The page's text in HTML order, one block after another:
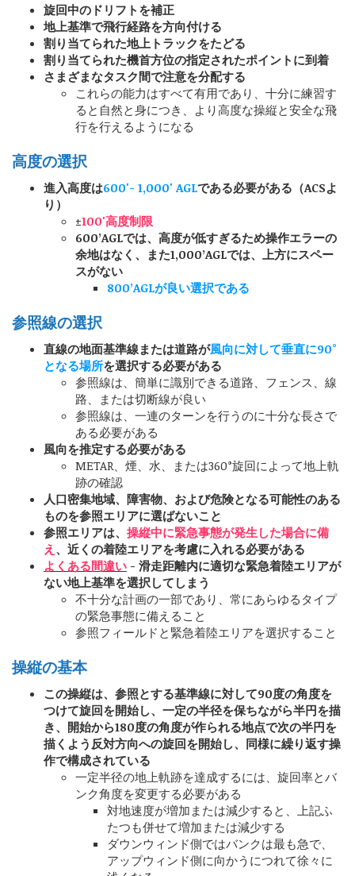
旋回中のドリフトを補正
地上基準で飛行経路を方向付ける
割り当てられた地上トラックをたどる
割り当てられた機首方位の指定されたポイントに到着
さまざまなタスク間で注意を分配する
これらの能力はすべて有用であり、十分に練習す
ると自然と身につき、より高度な操縦と安全な飛
行を行えるようになる
高度の選択
進入高度は600'- 1,000' AGLである必要がある（ACSよ
り）
±100'高度制限
600’AGLでは、高度が低すぎるため操作エラーの
余地はなく、また1,000’AGLでは、上方にスペー
スがない
800’AGLが良い選択である
参照線の選択
直線の地面基準線または道路が風向に対して垂直に90°
となる場所を選択する必要がある
参照線は、簡単に識別できる道路、フェンス、線
路、または切断線が良い
参照線は、一連のターンを行うのに十分な長さで
ある必要がある
風向を推定する必要がある
METAR、煙、水、または360°旋回によって地上軌
跡の確認
人口密集地域、障害物、および危険となる可能性のある
ものを参照エリアに選ばないこと
参照エリアは、 操縦中に緊急事態が発生した場合に備
え 、近くの着陸エリアを考慮に入れる必要がある
よくある間違い - 滑走距離内に適切な緊急着陸エリアが
ない地上基準を選択してしまう
不十分な計画の一部であり、常にあらゆるタイプ
の緊急事態に備えること
参照フィールドと緊急着陸エリアを選択すること
操縦の基本
この操縦は、参照とする基準線に対して90度の角度を
つけて旋回を開始し、一定の半径を保ちながら半円を描
き、開始から180度の角度が作られる地点で次の半円を
描くよう反対方向への旋回を開始し、同様に繰り返す操
作で構成されている
一定半径の地上軌跡を達成するには、旋回率とバ
ンク角度を変更する必要がある
対地速度が増加または減少すると、上記ふ
たつも併せて増加または減少する
ダウンウィンド側ではバンクは最も急で、
アップウィンド側に向かうにつれて徐々に